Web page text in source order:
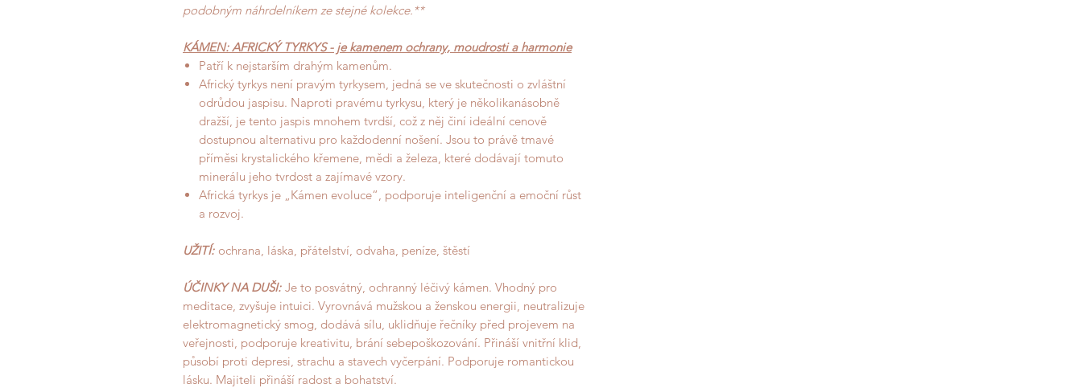
podobným náhrdelníkem ze stejné kolekce.**
KÁMEN: AFRICKÝ TYRKYS - je kamenem ochrany, moudrosti a harmonie
Patří k nejstarším drahým kamenům.
Africký tyrkys není pravým tyrkysem, jedná se ve skutečnosti o zvláštní
odrůdou jaspisu. Naproti pravému tyrkysu, který je několikanásobně
dražší, je tento jaspis mnohem tvrdší, což z něj činí ideální cenově
dostupnou alternativu pro každodenní nošení. Jsou to právě tmavé
příměsi krystalického křemene, mědi a železa, které dodávají tomuto
minerálu jeho tvrdost a zajímavé vzory.
Africká tyrkys je „Kámen evoluce“, podporuje inteligenční a emoční růst
a rozvoj.
UŽITÍ: ochrana, láska, přátelství, odvaha, peníze, štěstí
ÚČINKY NA DUŠI: Je to posvátný, ochranný léčivý kámen. Vhodný pro
meditace, zvyšuje intuici. Vyrovnává mužskou a ženskou energii, neutralizuje
elektromagnetický smog, dodává sílu, uklidňuje řečníky před projevem na
veřejnosti, podporuje kreativitu, brání sebepoškozování. Přináší vnitřní klid,
působí proti depresi, strachu a stavech vyčerpání. Podporuje romantickou
lásku. Majiteli přináší radost a bohatství.